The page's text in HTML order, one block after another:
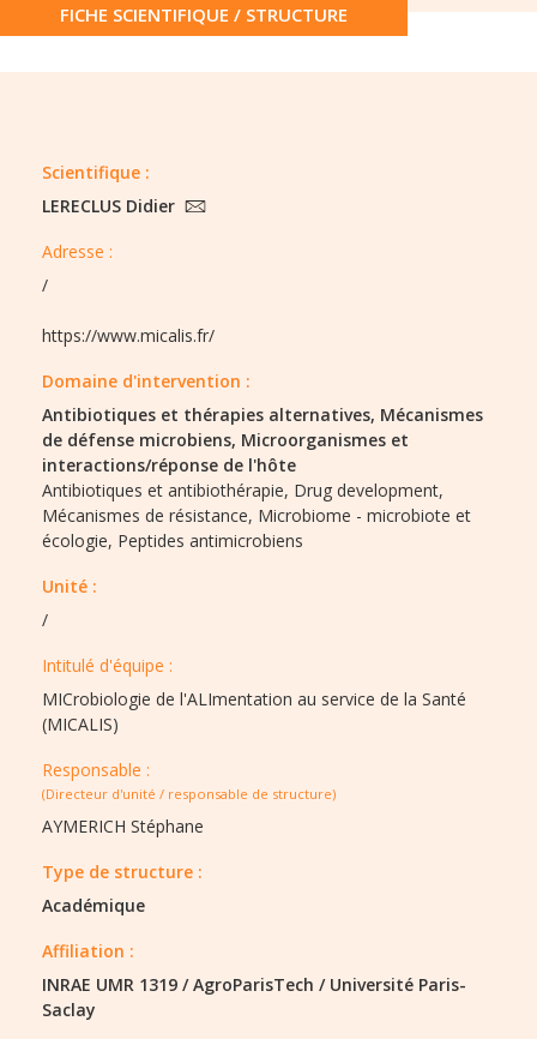
FICHE SCIENTIFIQUE / STRUCTURE
Scientifique :
LERECLUS Didier
Adresse :
/
https://www.micalis.fr/
Domaine d'intervention :
Antibiotiques et thérapies alternatives, Mécanismes
de défense microbiens, Microorganismes et
interactions/réponse de l'hôte
Antibiotiques et antibiothérapie, Drug development,
Mécanismes de résistance, Microbiome - microbiote et
écologie, Peptides antimicrobiens
Unité :
/
Intitulé d'équipe :​
MICrobiologie de l'ALImentation au service de la Santé
(MICALIS)
Responsable :
(Directeur d'unité / responsable de structure)
AYMERICH Stéphane
Type de structure :​
Académique
Affiliation :
INRAE UMR 1319 /AgroParisTech / Université Paris-
Saclay